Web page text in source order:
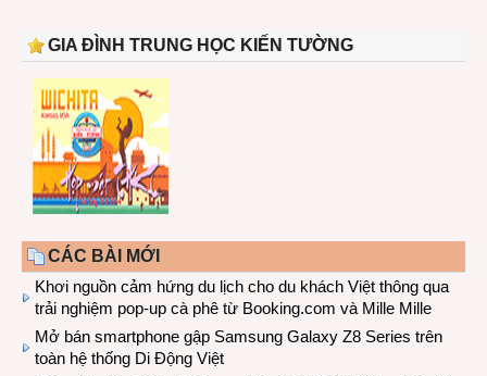
GIA ĐÌNH TRUNG HỌC KIẾN TƯỜNG
CÁC BÀI MỚI
Khơi nguồn cảm hứng du lịch cho du khách Việt thông qua
trải nghiệm pop-up cà phê từ Booking.com và Mille Mille
Mở bán smartphone gập Samsung Galaxy Z8 Series trên
toàn hệ thống Di Động Việt